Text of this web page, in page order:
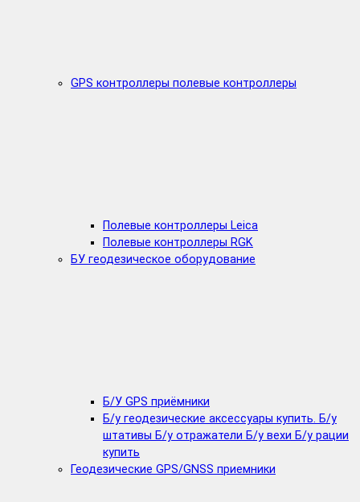
GPS контроллеры полевые контроллеры
Полевые контроллеры Leica
Полевые контроллеры RGK
БУ геодезическое оборудование
Б/У GPS приёмники
Б/у геодезические аксессуары купить. Б/у
штативы Б/у отражатели Б/у вехи Б/у рации
купить
Геодезические GPS/GNSS приемники